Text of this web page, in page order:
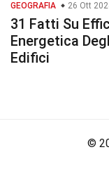
GEOGRAFIA 26 Ott
31 Fatti Su
Energetica
Edifici
©